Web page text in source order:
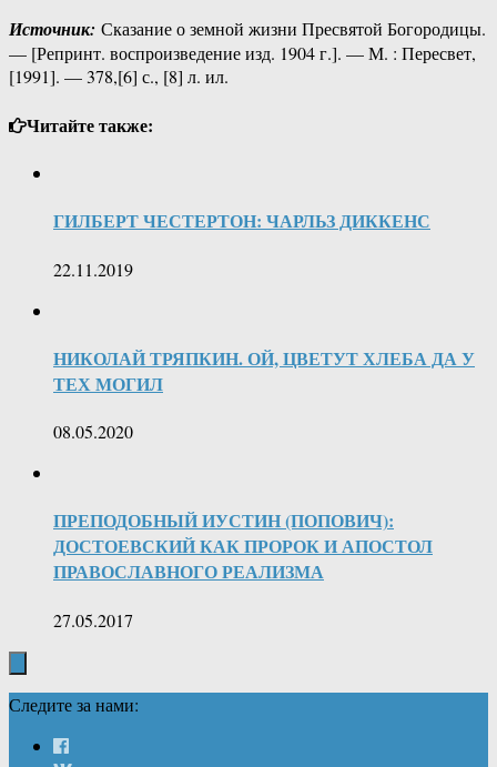
Источник: Сказание о земной жизни Пресвятой Богородицы.
— [Репринт. воспроизведение изд. 1904 г.]. — М. : Пересвет,
[1991]. — 378,[6] с., [8] л. ил.
Читайте также:
ГИЛБЕРТ ЧЕСТЕРТОН: ЧАРЛЬЗ ДИККЕНС
22.11.2019
НИКОЛАЙ ТРЯПКИН. ОЙ, ЦВЕТУТ ХЛЕБА ДА У
ТЕХ МОГИЛ
08.05.2020
ПРЕПОДОБНЫЙ ИУСТИН (ПОПОВИЧ):
ДОСТОЕВСКИЙ КАК ПРОРОК И АПОСТОЛ
ПРАВОСЛАВНОГО РЕАЛИЗМА
27.05.2017
Следите за нами: